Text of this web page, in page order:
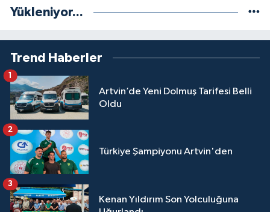
Yükleniyor...
Trend Haberler
Artvin’de Yeni Dolmuş Tarifesi Belli
Oldu
1
Türkiye Şampiyonu Artvin'den
2
Kenan Yıldırım Son Yolculuğuna
3